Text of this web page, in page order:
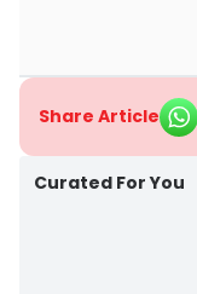
Share Article
Curated For You